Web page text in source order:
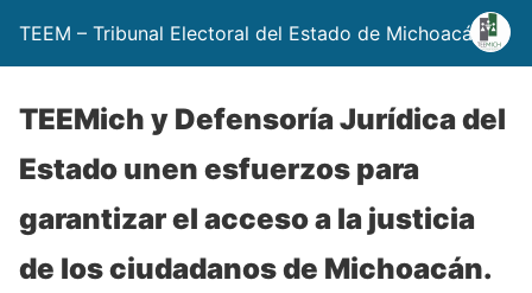
TEEM – Tribunal Electoral del Estado de Michoacán
TEEMich y Defensoría Jurídica del
Estado unen esfuerzos para
garantizar el acceso a la justicia
de los ciudadanos de Michoacán.